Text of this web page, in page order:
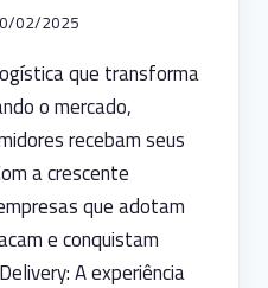
02/2025
que transforma
o mercado,
recebam seus
a crescente
que adotam
e conquistam
A experiência